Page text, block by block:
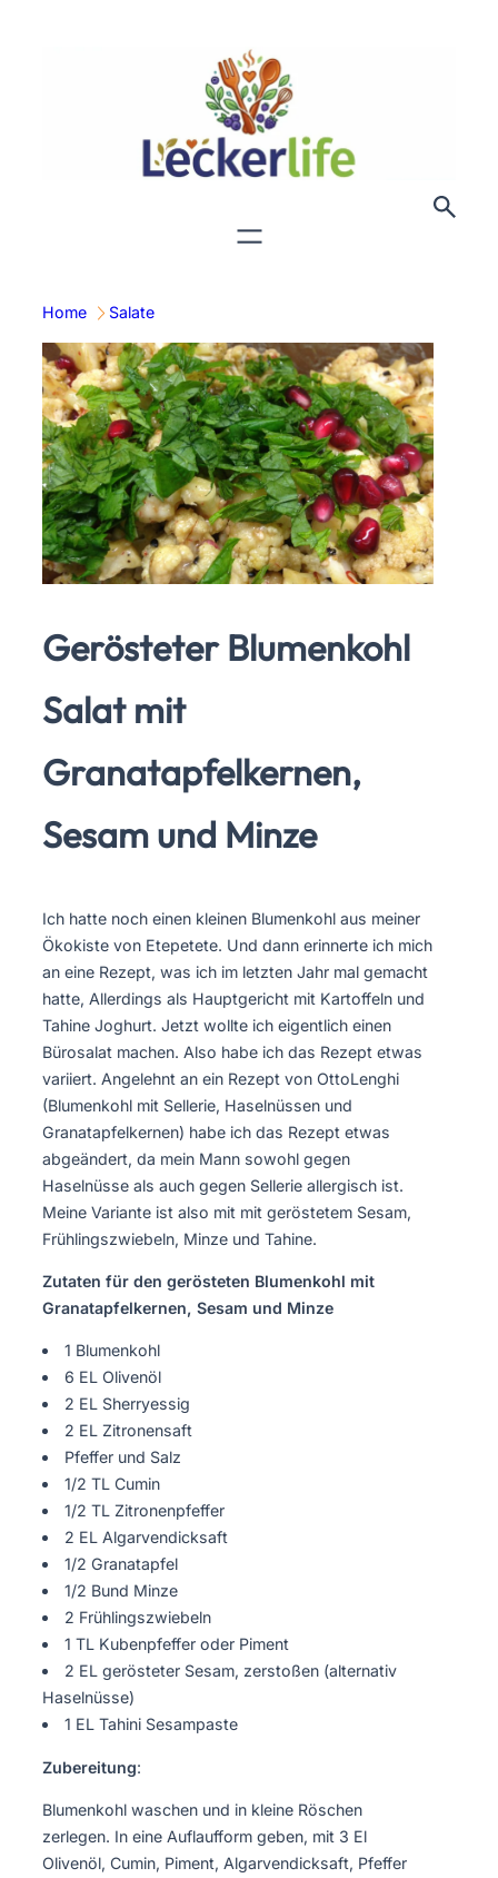
Home Salate
Gerösteter Blumenkohl
Salat mit
Granatapfelkernen,
Sesam und Minze
Ich hatte noch einen kleinen Blumenkohl aus meiner
Ökokiste von Etepetete. Und dann erinnerte ich mich
an eine Rezept, was ich im letzten Jahr mal gemacht
hatte, Allerdings als Hauptgericht mit Kartoffeln und
Tahine Joghurt. Jetzt wollte ich eigentlich einen
Bürosalat machen. Also habe ich das Rezept etwas
variiert. Angelehnt an ein Rezept von OttoLenghi
(Blumenkohl mit Sellerie, Haselnüssen und
Granatapfelkernen) habe ich das Rezept etwas
abgeändert, da mein Mann sowohl gegen
Haselnüsse als auch gegen Sellerie allergisch ist.
Meine Variante ist also mit mit geröstetem Sesam,
Frühlingszwiebeln, Minze und Tahine.
Zutaten für den gerösteten Blumenkohl mit
Granatapfelkernen, Sesam und Minze
1 Blumenkohl
6 EL Olivenöl
2 EL Sherryessig
2 EL Zitronensaft
Pfeffer und Salz
1/2 TL Cumin
1/2 TL Zitronenpfeffer
2 EL Algarvendicksaft
1/2 Granatapfel
1/2 Bund Minze
2 Frühlingszwiebeln
1 TL Kubenpfeffer oder Piment
2 EL gerösteter Sesam, zerstoßen (alternativ
Haselnüsse)
1 EL Tahini Sesampaste
Zubereitung:
Blumenkohl waschen und in kleine Röschen
zerlegen. In eine Auflaufform geben, mit 3 El
Olivenöl, Cumin, Piment, Algarvendicksaft, Pfeffer